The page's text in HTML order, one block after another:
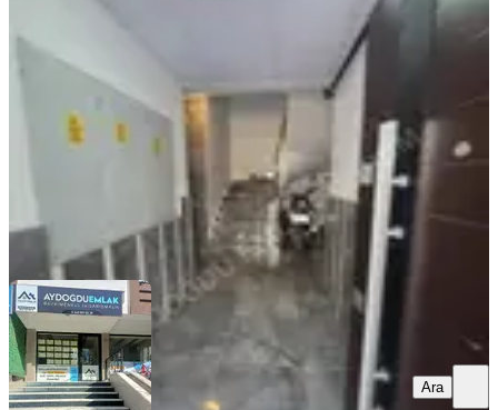
30.07.2026
3.300.000 ₺
Aydoğdu Emlak ve Gayrimankul Murat Aydoğdu
Ara